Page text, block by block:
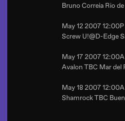
Bruno Correia Rio
May 12 2007 12:00P
Screw U!@D-Edge
May 17 2007 12:00A
Avalon TBC Mar del
May 18 2007 12:00A
Shamrock TBC